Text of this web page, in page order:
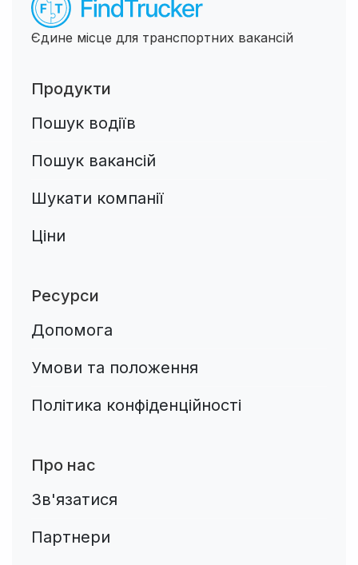
Єдине місце для транспортних вакансій
Продукти
Пошук водіїв
Пошук вакансій
Шукати компанії
Ціни
Ресурси
Допомога
Умови та положення
Політика конфіденційності
Про нас
Зв'язатися
Партнери